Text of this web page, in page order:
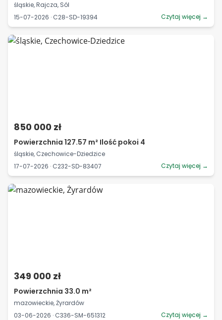
śląskie, Rajcza, Sól
15-07-2026 · C28-SD-19394
Czytaj więcej →
850 000 zł
Powierzchnia 127.57 m² Ilość pokoi 4
śląskie, Czechowice-Dziedzice
17-07-2026 · C232-SD-83407
Czytaj więcej →
349 000 zł
Powierzchnia 33.0 m²
mazowieckie, Żyrardów
03-06-2026 · C336-SM-651312
Czytaj więcej →